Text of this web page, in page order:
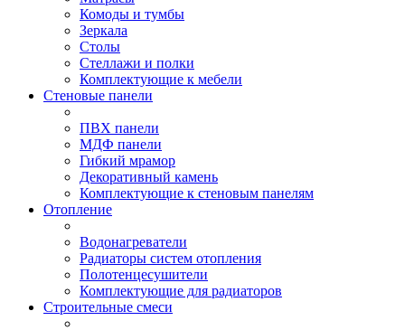
Комоды и тумбы
Зеркала
Столы
Стеллажи и полки
Комплектующие к мебели
Стеновые панели
ПВХ панели
МДФ панели
Гибкий мрамор
Декоративный камень
Комплектующие к стеновым панелям
Отопление
Водонагреватели
Радиаторы систем отопления
Полотенцесушители
Комплектующие для радиаторов
Строительные смеси